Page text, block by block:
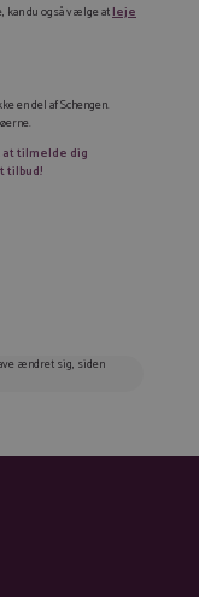
du også vælge atleje
en del af Schengen.
at tilmelde dig
tilbud!
ændret sig, siden